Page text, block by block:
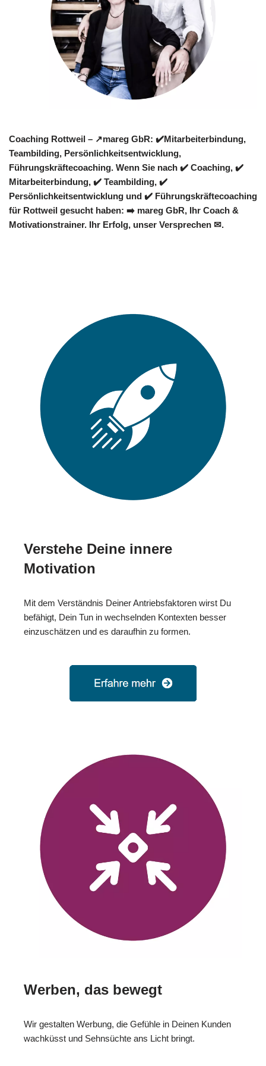
Coaching Rottweil – ↗️mareg GbR: ✔️Mitarbeiterbindung,
Teambilding, Persönlichkeitsentwicklung,
Führungskräftecoaching. Wenn Sie nach ✔️ Coaching, ✔️
Mitarbeiterbindung, ✔️ Teambilding, ✔️
Persönlichkeitsentwicklung und ✔️ Führungskräftecoaching
für Rottweil gesucht haben: ➡️ mareg GbR, Ihr Coach &
Motivationstrainer. Ihr Erfolg, unser Versprechen ✉.
Verstehe Deine innere
Motivation
Mit dem Verständnis Deiner Antriebsfaktoren wirst Du
befähigt, Dein Tun in wechselnden Kontexten besser
einzuschätzen und es daraufhin zu formen.
Werben, das bewegt
Wir gestalten Werbung, die Gefühle in Deinen Kunden
wachküsst und Sehnsüchte ans Licht bringt.